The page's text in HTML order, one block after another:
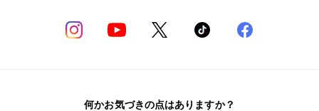
何かお気づきの点はありますか？